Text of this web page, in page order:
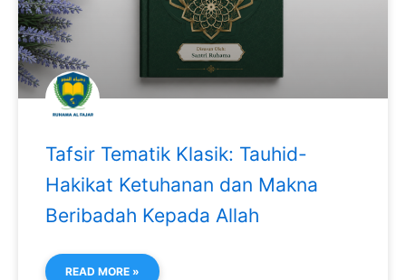
Tafsir Tematik Klasik: Tauhid-
Hakikat Ketuhanan dan Makna
Beribadah Kepada Allah
READ MORE »